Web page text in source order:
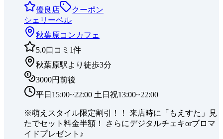
優良店
クーポン
シェリーベル
秋葉原コンカフェ
5.0口コミ 1件
秋葉原駅より徒歩3分
3000円前後
平日15:00~22:00 土日祝13:00~22:00
※萌えスタイル限定割引！！ 来店時に「もえすた」見
たでセット料金半額！ さらにデジタルチェキorブロマ
イドプレゼント♪